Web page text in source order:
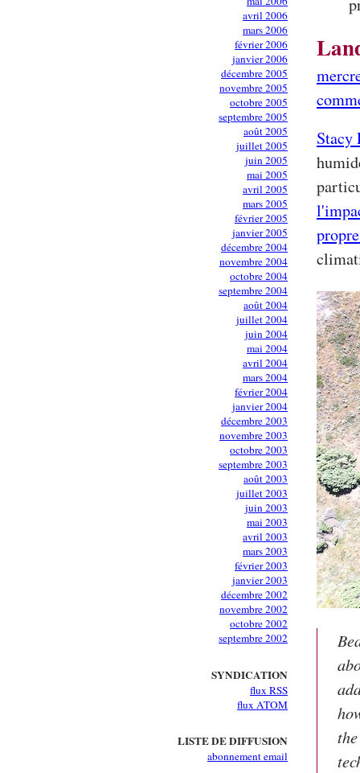
avril 2006
mars 2006
février 2006
janvier 2006
décembre 2005
novembre 2005
octobre 2005
septembre 2005
août 2005
juillet 2005
juin 2005
mai 2005
avril 2005
mars 2005
février 2005
janvier 2005
décembre 2004
novembre 2004
octobre 2004
septembre 2004
août 2004
juillet 2004
juin 2004
mai 2004
avril 2004
mars 2004
février 2004
janvier 2004
décembre 2003
novembre 2003
octobre 2003
septembre 2003
août 2003
juillet 2003
juin 2003
mai 2003
avril 2003
mars 2003
février 2003
janvier 2003
décembre 2002
novembre 2002
octobre 2002
septembre 2002
SYNDICATION
flux RSS
flux ATOM
LISTE DE DIFFUSION
abonnement email
Stacy